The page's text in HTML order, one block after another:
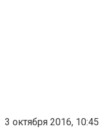
3 октября 2016, 10:45